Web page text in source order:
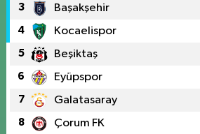
3 Başakşehir
4 Kocaelispor
5 Beşiktaş
6 Eyüpspor
7 Galatasaray
8 Çorum FK